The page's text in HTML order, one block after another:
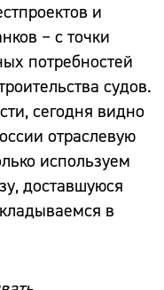
и
– с точки
потребностей
судов.
сегодня видно
отраслевую
используем
доставшуюся
в